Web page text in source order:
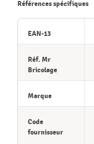
Références spécifiques
EAN-13
Réf. Mr
Bricolage
Marque
Code
fournisseur